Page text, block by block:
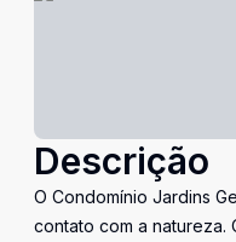
Descrição
O Condomínio Jardins
contato com a natureza.